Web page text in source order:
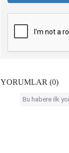
YORUMLAR (0)
Bu habere ilk